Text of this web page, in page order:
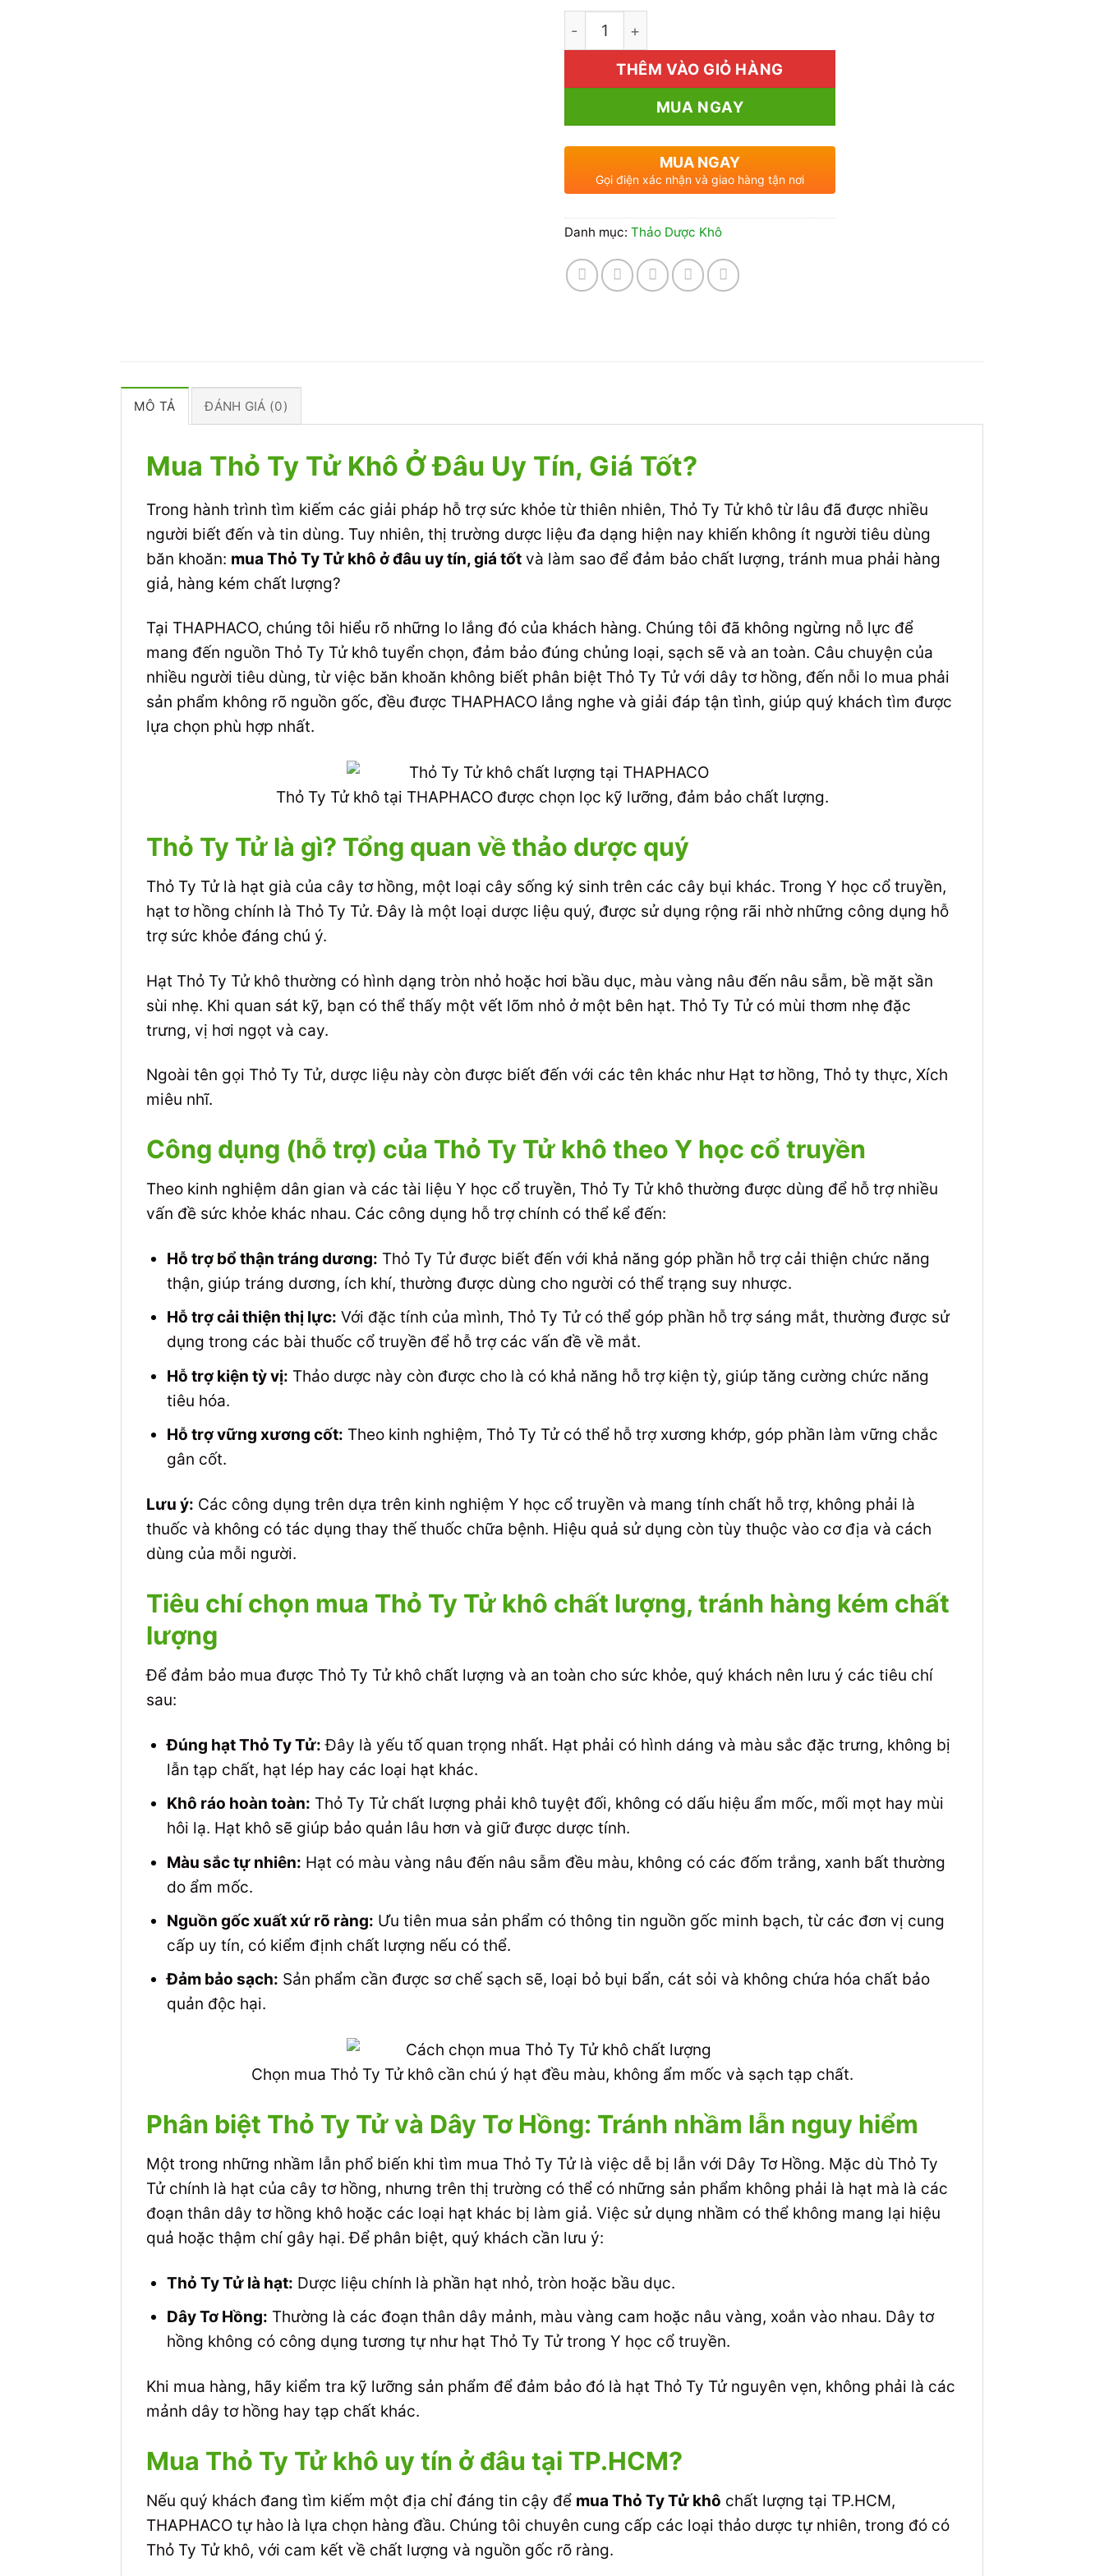
Mua Thỏ Ty Tử Khô Ở Đâu Uy Tín, Giá Tốt? số lượng
THÊM VÀO GIỎ HÀNG
MUA NGAY
MUA NGAY
Gọi điện xác nhận và giao hàng tận nơi
Danh mục: Thảo Dược Khô
MÔ TẢ ĐÁNH GIÁ (0)
Mua Thỏ Ty Tử Khô Ở Đâu Uy Tín, Giá Tốt?
Trong hành trình tìm kiếm các giải pháp hỗ trợ sức khỏe từ thiên nhiên, Thỏ Ty Tử khô từ lâu đã được nhiều
người biết đến và tin dùng. Tuy nhiên, thị trường dược liệu đa dạng hiện nay khiến không ít người tiêu dùng
băn khoăn: mua Thỏ Ty Tử khô ở đâu uy tín, giá tốt và làm sao để đảm bảo chất lượng, tránh mua phải hàng
giả, hàng kém chất lượng?
Tại THAPHACO, chúng tôi hiểu rõ những lo lắng đó của khách hàng. Chúng tôi đã không ngừng nỗ lực để
mang đến nguồn Thỏ Ty Tử khô tuyển chọn, đảm bảo đúng chủng loại, sạch sẽ và an toàn. Câu chuyện của
nhiều người tiêu dùng, từ việc băn khoăn không biết phân biệt Thỏ Ty Tử với dây tơ hồng, đến nỗi lo mua phải
sản phẩm không rõ nguồn gốc, đều được THAPHACO lắng nghe và giải đáp tận tình, giúp quý khách tìm được
lựa chọn phù hợp nhất.
Thỏ Ty Tử khô tại THAPHACO được chọn lọc kỹ lưỡng, đảm bảo chất lượng.
Thỏ Ty Tử là gì? Tổng quan về thảo dược quý
Thỏ Ty Tử là hạt già của cây tơ hồng, một loại cây sống ký sinh trên các cây bụi khác. Trong Y học cổ truyền,
hạt tơ hồng chính là Thỏ Ty Tử. Đây là một loại dược liệu quý, được sử dụng rộng rãi nhờ những công dụng hỗ
trợ sức khỏe đáng chú ý.
Hạt Thỏ Ty Tử khô thường có hình dạng tròn nhỏ hoặc hơi bầu dục, màu vàng nâu đến nâu sẫm, bề mặt sần
sùi nhẹ. Khi quan sát kỹ, bạn có thể thấy một vết lõm nhỏ ở một bên hạt. Thỏ Ty Tử có mùi thơm nhẹ đặc
trưng, vị hơi ngọt và cay.
Ngoài tên gọi Thỏ Ty Tử, dược liệu này còn được biết đến với các tên khác như Hạt tơ hồng, Thỏ ty thực, Xích
miêu nhĩ.
Công dụng (hỗ trợ) của Thỏ Ty Tử khô theo Y học cổ truyền
Theo kinh nghiệm dân gian và các tài liệu Y học cổ truyền, Thỏ Ty Tử khô thường được dùng để hỗ trợ nhiều
vấn đề sức khỏe khác nhau. Các công dụng hỗ trợ chính có thể kể đến:
Hỗ trợ bổ thận tráng dương: Thỏ Ty Tử được biết đến với khả năng góp phần hỗ trợ cải thiện chức năng
thận, giúp tráng dương, ích khí, thường được dùng cho người có thể trạng suy nhược.
Hỗ trợ cải thiện thị lực: Với đặc tính của mình, Thỏ Ty Tử có thể góp phần hỗ trợ sáng mắt, thường được sử
dụng trong các bài thuốc cổ truyền để hỗ trợ các vấn đề về mắt.
Hỗ trợ kiện tỳ vị: Thảo dược này còn được cho là có khả năng hỗ trợ kiện tỳ, giúp tăng cường chức năng
tiêu hóa.
Hỗ trợ vững xương cốt: Theo kinh nghiệm, Thỏ Ty Tử có thể hỗ trợ xương khớp, góp phần làm vững chắc
gân cốt.
Lưu ý: Các công dụng trên dựa trên kinh nghiệm Y học cổ truyền và mang tính chất hỗ trợ, không phải là
thuốc và không có tác dụng thay thế thuốc chữa bệnh. Hiệu quả sử dụng còn tùy thuộc vào cơ địa và cách
dùng của mỗi người.
Tiêu chí chọn mua Thỏ Ty Tử khô chất lượng, tránh hàng kém chất
lượng
Để đảm bảo mua được Thỏ Ty Tử khô chất lượng và an toàn cho sức khỏe, quý khách nên lưu ý các tiêu chí
sau:
Đúng hạt Thỏ Ty Tử: Đây là yếu tố quan trọng nhất. Hạt phải có hình dáng và màu sắc đặc trưng, không bị
lẫn tạp chất, hạt lép hay các loại hạt khác.
Khô ráo hoàn toàn: Thỏ Ty Tử chất lượng phải khô tuyệt đối, không có dấu hiệu ẩm mốc, mối mọt hay mùi
hôi lạ. Hạt khô sẽ giúp bảo quản lâu hơn và giữ được dược tính.
Màu sắc tự nhiên: Hạt có màu vàng nâu đến nâu sẫm đều màu, không có các đốm trắng, xanh bất thường
do ẩm mốc.
Nguồn gốc xuất xứ rõ ràng: Ưu tiên mua sản phẩm có thông tin nguồn gốc minh bạch, từ các đơn vị cung
cấp uy tín, có kiểm định chất lượng nếu có thể.
Đảm bảo sạch: Sản phẩm cần được sơ chế sạch sẽ, loại bỏ bụi bẩn, cát sỏi và không chứa hóa chất bảo
quản độc hại.
Chọn mua Thỏ Ty Tử khô cần chú ý hạt đều màu, không ẩm mốc và sạch tạp chất.
Phân biệt Thỏ Ty Tử và Dây Tơ Hồng: Tránh nhầm lẫn nguy hiểm
Một trong những nhầm lẫn phổ biến khi tìm mua Thỏ Ty Tử là việc dễ bị lẫn với Dây Tơ Hồng. Mặc dù Thỏ Ty
Tử chính là hạt của cây tơ hồng, nhưng trên thị trường có thể có những sản phẩm không phải là hạt mà là các
đoạn thân dây tơ hồng khô hoặc các loại hạt khác bị làm giả. Việc sử dụng nhầm có thể không mang lại hiệu
quả hoặc thậm chí gây hại. Để phân biệt, quý khách cần lưu ý:
Thỏ Ty Tử là hạt: Dược liệu chính là phần hạt nhỏ, tròn hoặc bầu dục.
Dây Tơ Hồng: Thường là các đoạn thân dây mảnh, màu vàng cam hoặc nâu vàng, xoắn vào nhau. Dây tơ
hồng không có công dụng tương tự như hạt Thỏ Ty Tử trong Y học cổ truyền.
Khi mua hàng, hãy kiểm tra kỹ lưỡng sản phẩm để đảm bảo đó là hạt Thỏ Ty Tử nguyên vẹn, không phải là các
mảnh dây tơ hồng hay tạp chất khác.
Mua Thỏ Ty Tử khô uy tín ở đâu tại TP.HCM?
Nếu quý khách đang tìm kiếm một địa chỉ đáng tin cậy để mua Thỏ Ty Tử khô chất lượng tại TP.HCM,
THAPHACO tự hào là lựa chọn hàng đầu. Chúng tôi chuyên cung cấp các loại thảo dược tự nhiên, trong đó có
Thỏ Ty Tử khô, với cam kết về chất lượng và nguồn gốc rõ ràng.